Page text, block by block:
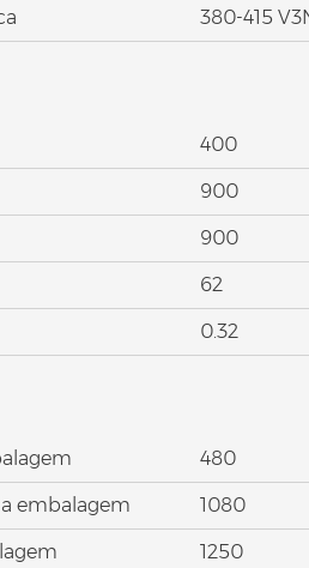
380-415
400
900
900
62
0.32
480
embalagem 1080
1250